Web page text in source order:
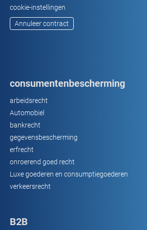
cookie-instellingen
Annuleer contract
consumentenbescherming
arbeidsrecht
Automobiel
bankrecht
gegevensbescherming
erfrecht
onroerend goed recht
Luxe goederen en consumptiegoederen
verkeersrecht
B2B